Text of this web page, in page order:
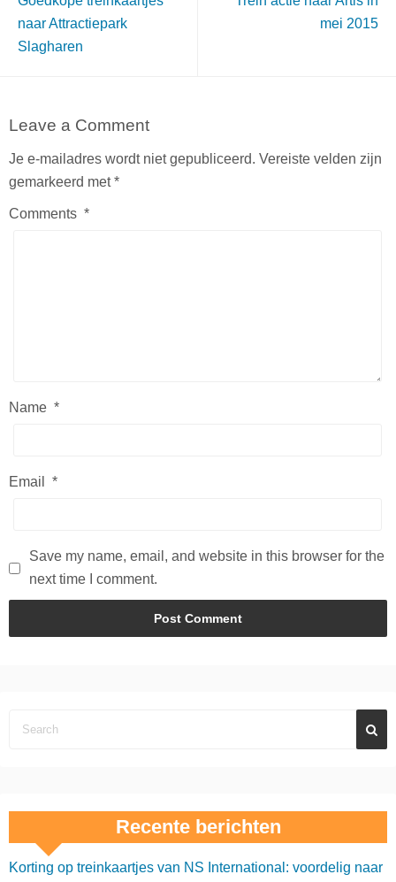
naar Attractiepark
Slagharen
mei 2015
Leave a Comment
Je e-mailadres wordt niet gepubliceerd. Vereiste velden zijn
gemarkeerd met*
Comments *
Name *
Email *
Save my name, email, and website in this browser for the
next time I comment.
Recente berichten
Korting op treinkaartjes van NS International: voordelig naar